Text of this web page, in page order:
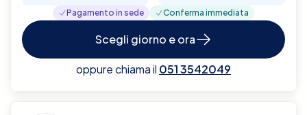
Pagamento in sede Conferma immediata
Scegli giorno e ora
oppure chiama il 051 3542049